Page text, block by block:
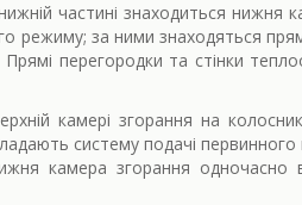
частині знаходиться нижня
за ними знаходяться
перегородки та стінки
камері згорання на
систему подачі
камера згорання одночасно